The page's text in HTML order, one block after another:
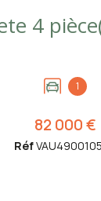
1
82 000 €
Réf